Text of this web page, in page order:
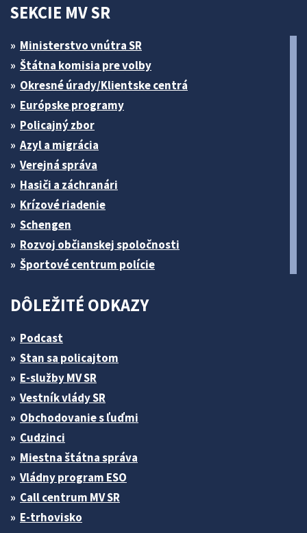
SEKCIE MV SR
Ministerstvo vnútra SR
Štátna komisia pre volby
Okresné úrady/Klientske centrá
Európske programy
Policajný zbor
Azyl a migrácia
Verejná správa
Hasiči a záchranári
Krízové riadenie
Schengen
Rozvoj občianskej spoločnosti
Športové centrum polície
DÔLEŽITÉ ODKAZY
Podcast
Stan sa policajtom
E-služby MV SR
Vestník vlády SR
Obchodovanie s ľuďmi
Cudzinci
Miestna štátna správa
Vládny program ESO
Call centrum MV SR
E-trhovisko